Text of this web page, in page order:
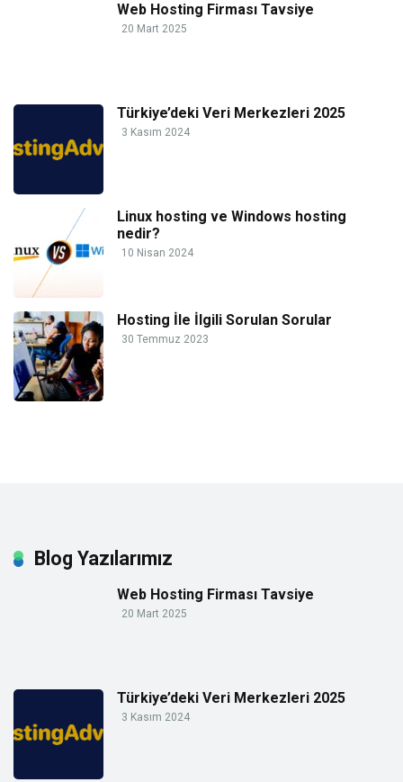
Web Hosting Firması Tavsiye
20 Mart 2025
Türkiye’deki Veri Merkezleri 2025
3 Kasım 2024
Linux hosting ve Windows hosting
nedir?
10 Nisan 2024
Hosting İle İlgili Sorulan Sorular
30 Temmuz 2023
Blog Yazılarımız
Web Hosting Firması Tavsiye
20 Mart 2025
Türkiye’deki Veri Merkezleri 2025
3 Kasım 2024